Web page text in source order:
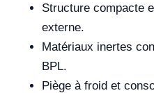
Structure compacte
externe.
Matériaux inertes
BPL.
Piège à froid et